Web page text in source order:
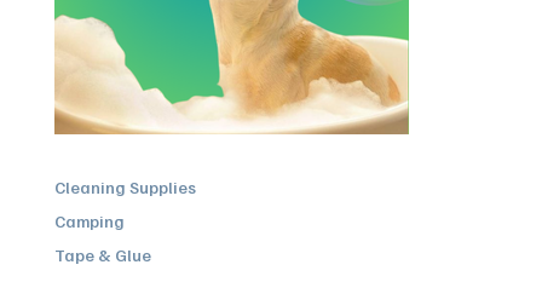
Cleaning Supplies
Camping
Tape & Glue